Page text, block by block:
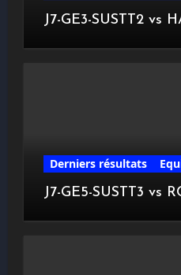
J7-GE3-SUSTT2 vs
Derniers résultats
J7-GE5-SUSTT3 vs